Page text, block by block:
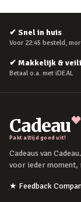
✔ Snel in huis
Voor 22:45 besteld,
✔ Makkelijk &
Betaal o.a. met iDEAL
Cadeau
Pakt altijd goed uit!
Cadeaus van
voor ieder moment,
★ Feedback